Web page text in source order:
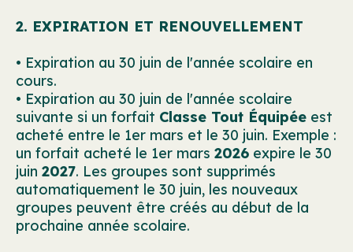
2. EXPIRATION ET RENOUVELLEMENT
• Expiration au 30 juin de l'année scolaire en
cours.
• Expiration au 30 juin de l'année scolaire
suivante si un forfait Classe Tout Équipée est
acheté entre le 1er mars et le 30 juin. Exemple :
un forfait acheté le 1er mars 2026 expire le 30
juin 2027. Les groupes sont supprimés
automatiquement le 30 juin, les nouveaux
groupes peuvent être créés au début de la
prochaine année scolaire.